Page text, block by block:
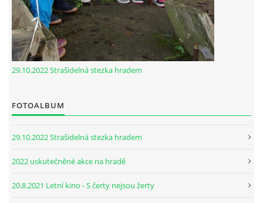
29.10.2022 Strašidelná stezka hradem
FOTOALBUM
29.10.2022 Strašidelná stezka hradem
2022 uskutečněné akce na hradě
20.8.2021 Letní kino - S čerty nejsou žerty